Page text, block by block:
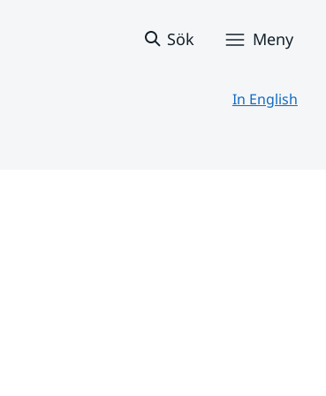
Sök Meny
In English